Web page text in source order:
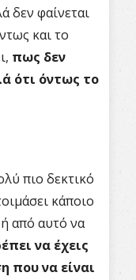
δεν φαίνεται
και το
πως δεν
ότι όντως το
πιο δεκτικό
κάποιο
από αυτό να
να έχεις
που να είναι